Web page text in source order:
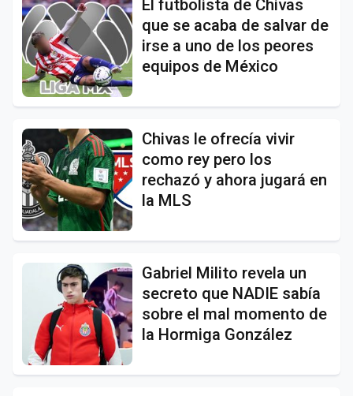
El futbolista de Chivas
que se acaba de salvar de
irse a uno de los peores
equipos de México
Chivas le ofrecía vivir
como rey pero los
rechazó y ahora jugará en
la MLS
Gabriel Milito revela un
secreto que NADIE sabía
sobre el mal momento de
la Hormiga González